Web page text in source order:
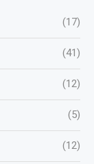
(17)
(41)
(12)
(5)
(12)